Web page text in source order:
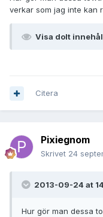
verkar som jag inte kan
Visa dolt
Citera
Pixiegnom
Skrivet 24
2013-09-24 at
Hur gör man dessa